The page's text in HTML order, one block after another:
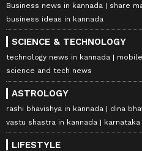
Business news in kannada
share
business ideas in kannada
SCIENCE & TECHNOLOGY
technology news in kannada
science and tech news
ASTROLOGY
rashi bhavishya in kannada dina
vastu shastra in kannada
LIFESTYLE